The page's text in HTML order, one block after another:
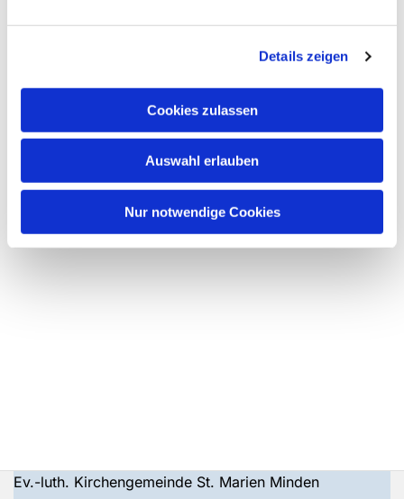
Details zeigen
Cookies zulassen
Auswahl erlauben
Nur notwendige Cookies
Ev.-luth. Kirchengemeinde St. Marien Minden